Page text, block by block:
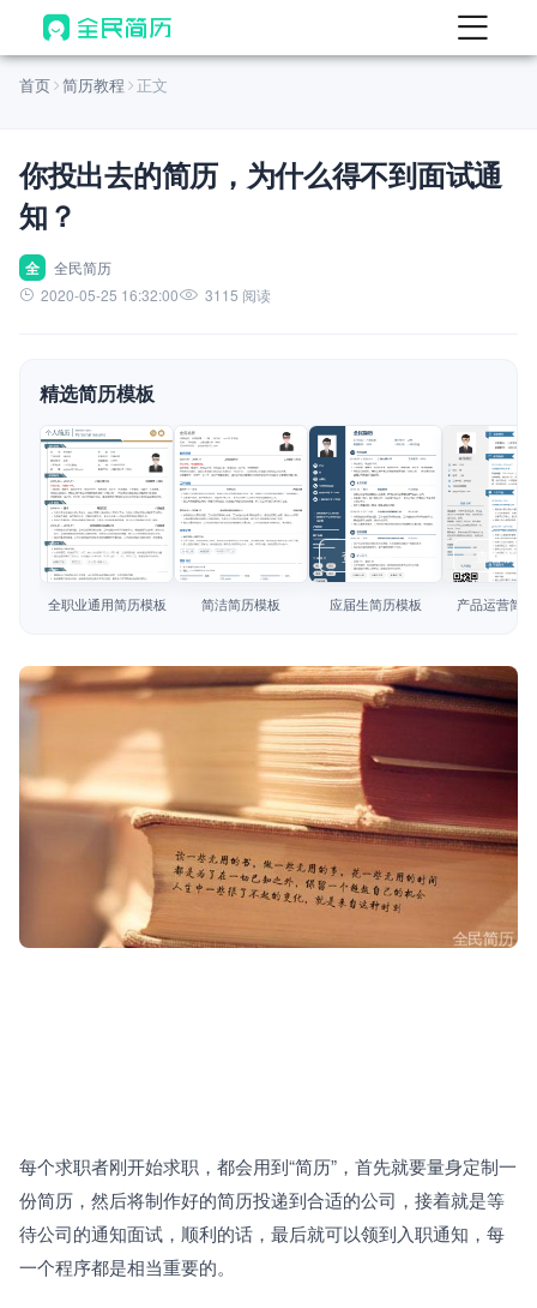
首页
AI 生成简历
AI 翻译简历
AI 诊断简历
面试自我介绍
AI 职场工具 New
简历模板
简历教程
首页 简历教程 正文
你投出去的简历，为什么得不到面试通
知？
全
全民简历
2020-05-25 16:32:00
3115 阅读
精选简历模板
查看模板
全职业通用简历模板
查看模板
简洁简历模板
查看模板
应届生简历模板
查看模板
产品运营简
每个求职者刚开始求职，都会用到“简历”，首先就要量身定制一
份简历，然后将制作好的简历投递到合适的公司，接着就是等
待公司的通知面试，顺利的话，最后就可以领到入职通知，每
一个程序都是相当重要的。